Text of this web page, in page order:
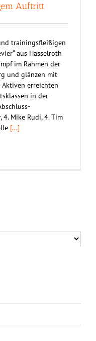
Auftritt
trainingsfleißigen
aus Hasselroth
im Rahmen der
und glänzen mit
erreichten
in der
4. Mike Rudi, 4. Tim
[...]